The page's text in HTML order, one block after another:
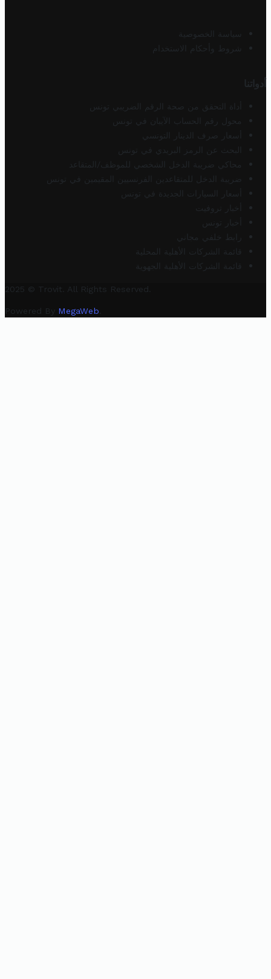
سياسة الخصوصية
شروط وأحكام الاستخدام
أدواتنا
أداة التحقق من صحة الرقم الضريبي تونس
محول رقم الحساب الآيبان في تونس
أسعار صرف الدينار التونسي
البحث عن الرمز البريدي في تونس
محاكي ضريبة الدخل الشخصي للموظف/المتقاعد
ضريبة الدخل للمتقاعدين الفرنسيين المقيمين في تونس
أسعار السيارات الجديدة في تونس
أخبار تروفيت
أخبار تونس
رابط خلفي مجاني
قائمة الشركات الأهلية المحلية
قائمة الشركات الأهلية الجهوية
2025 © Trovit. All Rights Reserved.
Powered By MegaWeb